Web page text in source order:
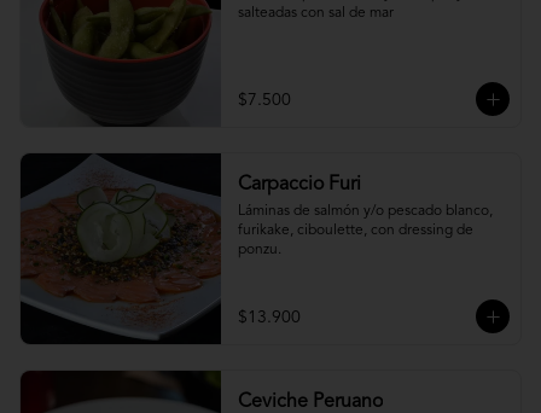
salteadas con sal de mar
$7.500
Carpaccio Furi
Láminas de salmón y/o pescado blanco,
furikake, ciboulette, con dressing de
ponzu.
$13.900
Ceviche Peruano